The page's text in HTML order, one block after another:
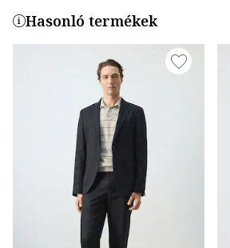
Hasonló termékek